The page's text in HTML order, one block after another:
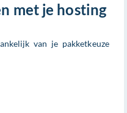
met je hosting
van je pakketkeuze